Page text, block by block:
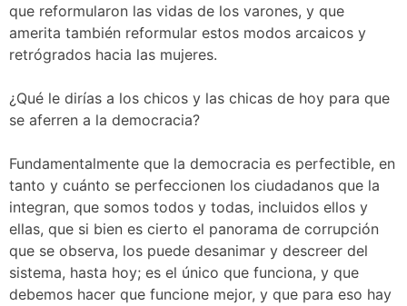
que reformularon las vidas de los varones, y que
amerita también reformular estos modos arcaicos y
retrógrados hacia las mujeres.
¿Qué le dirías a los chicos y las chicas de hoy para que
se aferren a la democracia?
Fundamentalmente que la democracia es perfectible, en
tanto y cuánto se perfeccionen los ciudadanos que la
integran, que somos todos y todas, incluidos ellos y
ellas, que si bien es cierto el panorama de corrupción
que se observa, los puede desanimar y descreer del
sistema, hasta hoy; es el único que funciona, y que
debemos hacer que funcione mejor, y que para eso hay